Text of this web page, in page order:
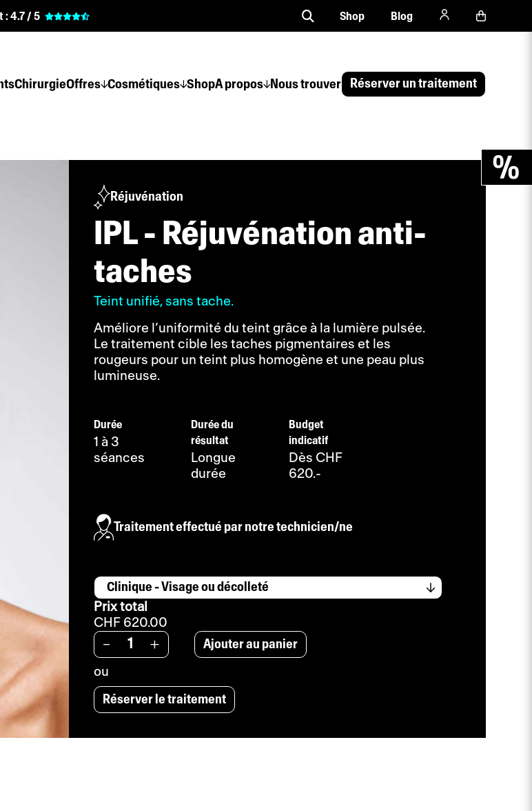
ChirurgieOffres Cosmétiques ShopA propos Nous trouver Réserver un traitement
:4.7 / 5 Shop Blog
Réjuvénation
IPL - Réjuvénation anti-
taches
Teint unifié, sans tache.
Améliore l’uniformité du teint grâce à la lumière pulsée.
Le traitement cible les taches pigmentaires et les
rougeurs pour un teint plus homogène et une peau plus
lumineuse.
Durée
1 à 3
séances
Durée du
résultat
Longue
durée
Budget
indicatif
Dès CHF
620.-
Traitement effectué par notre technicien/ne
-Fourchette
de
prix
:
CHF 620.00
à
CHF 920.00
Prix total
CHF 620.00
- + Ajouter au panier
ou
Réserver le traitement